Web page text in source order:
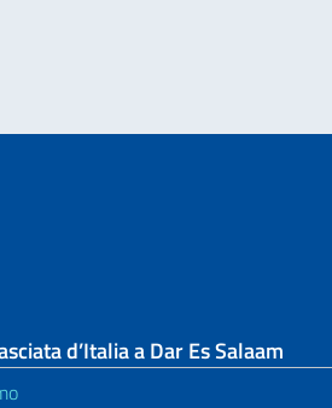
d’Italia a Dar Es Salaam